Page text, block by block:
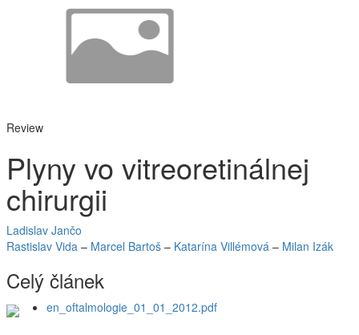
Review
Plyny vo vitreoretinálnej
chirurgii
Ladislav Jančo
Rastislav Vida – Marcel Bartoš – Katarína Villémová – Milan Izák
Celý článek
en_oftalmologie_01_01_2012.pdf